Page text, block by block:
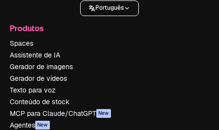
Português
Produtos
Spaces
Assistente de IA
Gerador de imagens
Gerador de vídeos
Texto para voz
Conteúdo de stock
MCP para Claude/ChatGPT New
Agentes New